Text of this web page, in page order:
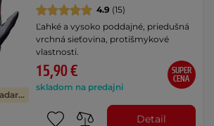
Výmena veľkosti zadarmo
4.9 (15)
Ľahké a vysoko poddajné, priedušná
vrchná sieťovina, protišmykové
vlastnosti.
15,90 €
skladom na predajni
SUPER
CENA
Detail